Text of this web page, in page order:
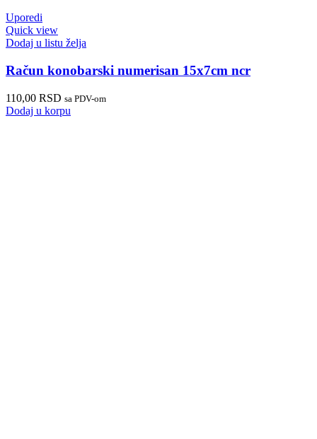
Uporedi
Quick view
Dodaj u listu želja
Račun konobarski numerisan 15x7cm ncr
110,00 RSD sa PDV-om
Dodaj u korpu